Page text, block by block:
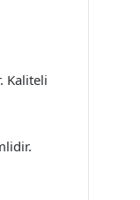
Kaliteli